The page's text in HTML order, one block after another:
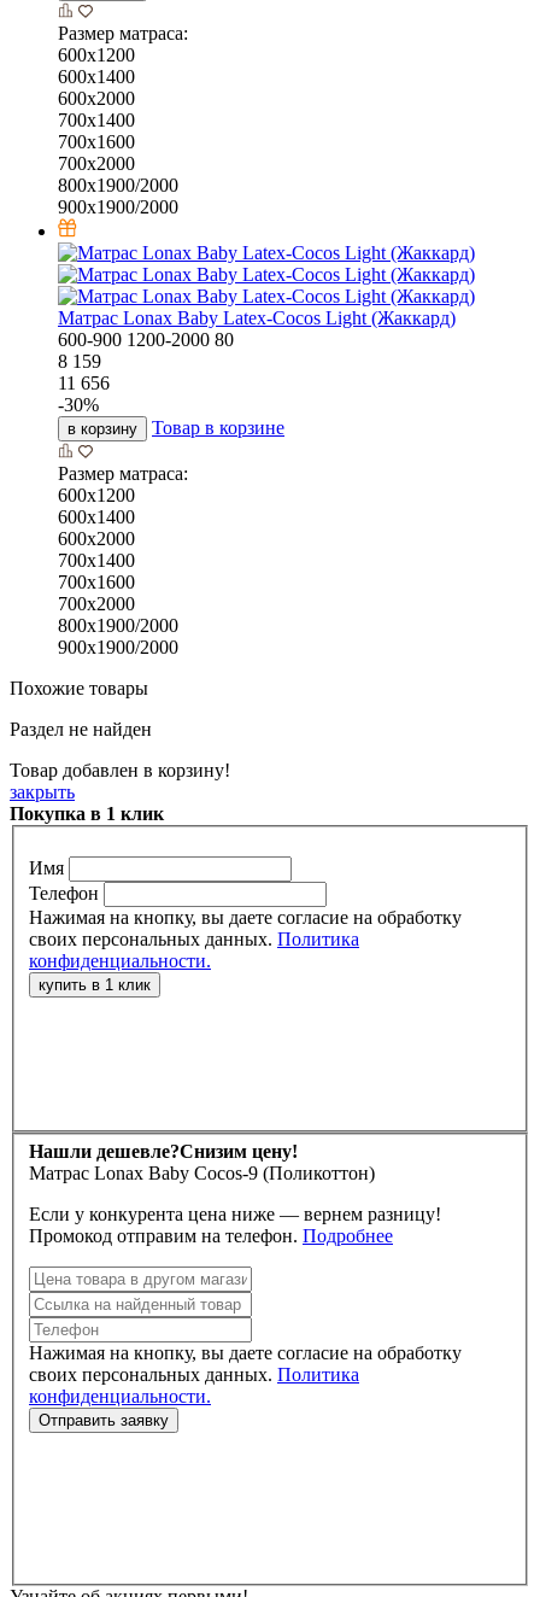
Размер матраса:
600х1200
600х1400
600х2000
700х1400
700х1600
700х2000
800х1900/2000
900х1900/2000
Матрас Lonax Baby Latex-Cocos Light (Жаккард)
600-900 1200-2000 80
8 159
11 656
-30%
в корзину Товар в корзине
Размер матраса:
600х1200
600х1400
600х2000
700х1400
700х1600
700х2000
800х1900/2000
900х1900/2000
Похожие товары
Раздел не найден
Товар добавлен в корзину!
закрыть
Покупка в 1 клик
Имя
Телефон
Нажимая на кнопку, вы даете согласие на обработку
своих персональных данных. Политика
конфиденциальности.
Нашли дешевле?Снизим цену!
Матрас Lonax Baby Cocos-9 (Поликоттон)
Если у конкурента цена ниже — вернем разницу!
Промокод отправим на телефон. Подробнее
Нажимая на кнопку, вы даете согласие на обработку
своих персональных данных. Политика
конфиденциальности.